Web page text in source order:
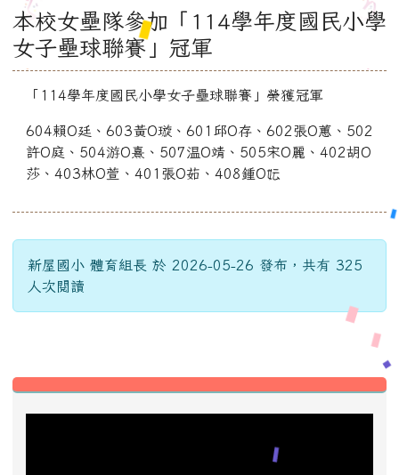
本校女壘隊參加「114學年度國民小學
女子壘球聯賽」冠軍
「114學年度國民小學女子壘球聯賽」榮獲冠軍
604賴O廷、603黃O璇、601邱O存、602張O蕙、502
許O庭、504游O熹、507温O靖、505宋O麗、402胡O
莎、403林O萱、401張O茹、408鍾O妘
新屋國小 體育組長 於 2026-05-26 發布，共有 325
人次閱讀
左邊區域內容